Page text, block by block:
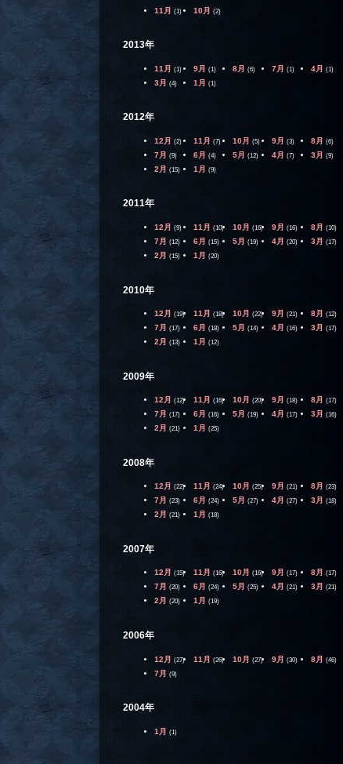
11月 (1) 10月 (2)
2013年
11月 (1) 9月 (1) 8月 (6) 7月 (1) 4月 (1)
3月 (4) 1月 (1)
2012年
12月 (2) 11月 (7) 10月 (5) 9月 (3) 8月 (6)
7月 (9) 6月 (4) 5月 (12) 4月 (7) 3月 (9)
2月 (15) 1月 (9)
2011年
12月 (9) 11月 (10) 10月 (16) 9月 (16) 8月 (10)
7月 (12) 6月 (15) 5月 (19) 4月 (20) 3月 (17)
2月 (15) 1月 (20)
2010年
12月 (19) 11月 (18) 10月 (22) 9月 (21) 8月 (12)
7月 (17) 6月 (18) 5月 (14) 4月 (16) 3月 (17)
2月 (13) 1月 (12)
2009年
12月 (12) 11月 (16) 10月 (20) 9月 (18) 8月 (17)
7月 (17) 6月 (16) 5月 (19) 4月 (17) 3月 (16)
2月 (21) 1月 (25)
2008年
12月 (22) 11月 (24) 10月 (25) 9月 (21) 8月 (23)
7月 (23) 6月 (24) 5月 (27) 4月 (27) 3月 (18)
2月 (21) 1月 (18)
2007年
12月 (15) 11月 (16) 10月 (16) 9月 (17) 8月 (17)
7月 (20) 6月 (24) 5月 (25) 4月 (21) 3月 (21)
2月 (20) 1月 (19)
2006年
12月 (27) 11月 (26) 10月 (27) 9月 (30) 8月 (46)
7月 (9)
2004年
1月 (1)